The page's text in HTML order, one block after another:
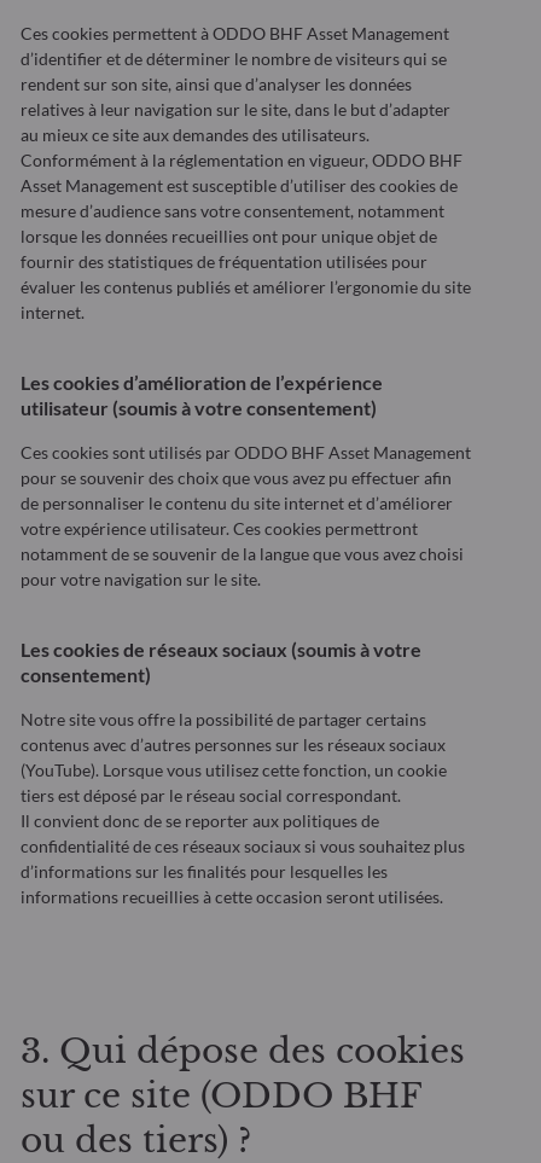
Ces cookies permettent à ODDO BHF Asset Management
d’identifier et de déterminer le nombre de visiteurs qui se
rendent sur son site, ainsi que d’analyser les données
relatives à leur navigation sur le site, dans le but d’adapter
au mieux ce site aux demandes des utilisateurs.
Conformément à la réglementation en vigueur, ODDO BHF
Asset Management est susceptible d’utiliser des cookies de
mesure d’audience sans votre consentement, notamment
lorsque les données recueillies ont pour unique objet de
fournir des statistiques de fréquentation utilisées pour
évaluer les contenus publiés et améliorer l’ergonomie du site
internet.
Les cookies d’amélioration de l’expérience
utilisateur (soumis à votre consentement)
Ces cookies sont utilisés par ODDO BHF Asset Management
pour se souvenir des choix que vous avez pu effectuer afin
de personnaliser le contenu du site internet et d’améliorer
votre expérience utilisateur. Ces cookies permettront
notamment de se souvenir de la langue que vous avez choisi
pour votre navigation sur le site.
Les cookies de réseaux sociaux (soumis à votre
consentement)
Notre site vous offre la possibilité de partager certains
contenus avec d’autres personnes sur les réseaux sociaux
(YouTube). Lorsque vous utilisez cette fonction, un cookie
tiers est déposé par le réseau social correspondant.
Il convient donc de se reporter aux politiques de
confidentialité de ces réseaux sociaux si vous souhaitez plus
d’informations sur les finalités pour lesquelles les
informations recueillies à cette occasion seront utilisées.
3. Qui dépose des cookies
sur ce site (ODDO BHF
ou des tiers) ?